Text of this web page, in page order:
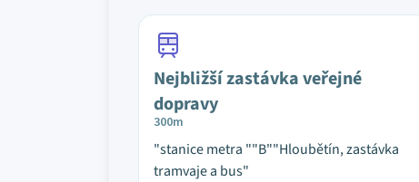
Nejbližší zastávka veřejné
dopravy
300m
"stanice metra ""B""Hloubětín, zastávka
tramvaje a bus"